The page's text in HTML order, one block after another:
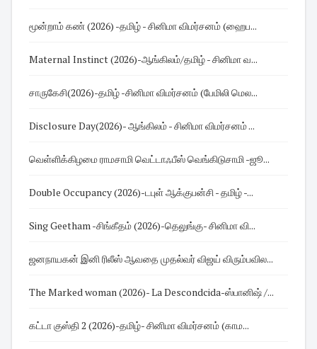
மூன்றாம் கண் (2026) -தமிழ் - சினிமா விமர்சனம் (ஹைப...
Maternal Instinct (2026)-ஆங்கிலம்/தமிழ் - சினிமா வ...
சாருகேசி(2026)-தமிழ் -சினிமா விமர்சனம் (பேமிலி மெல...
Disclosure Day(2026)- ஆங்கிலம் - சினிமா விமர்சனம் ...
வெள்ளிக்கிழமை ராமசாமி வெட்டாஃபீஸ் வெங்கிடுசாமி -ஜூ...
Double Occupancy (2026)-டபுள் ஆக்குபன்சி - தமிழ் -...
Sing Geetham -சிங்கீதம் (2026)-தெலுங்கு- சினிமா வி...
ஜனநாயகன் இனி ரிலீஸ் ஆவதை முதல்வர் விஜய் விரும்பவில...
The Marked woman (2026)- La Descondcida-ஸ்பானிஷ் /...
கட்டா குஸ்தி 2 (2026)-தமிழ்- சினிமா விமர்சனம் (காம...